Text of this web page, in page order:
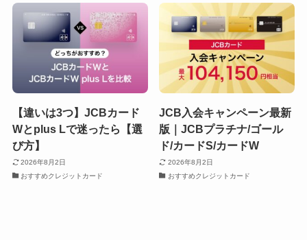
【違いは3つ】JCBカード
Wとplus Lで迷ったら【選
び方】
2026年8月2日
おすすめクレジットカード
JCB入会キャンペーン最新
版｜JCBプラチナ/ゴール
ド/カードS/カードW
2026年8月2日
おすすめクレジットカード